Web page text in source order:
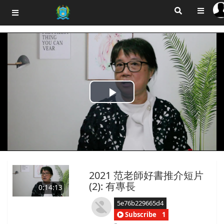
Play
Video
0:14:13
2021 范老師好書推介短片
(2): 有專長
5e76b229665d4
Subscribe
1